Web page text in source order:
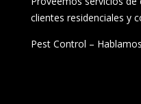
clientes residenciales y
Pest Control –